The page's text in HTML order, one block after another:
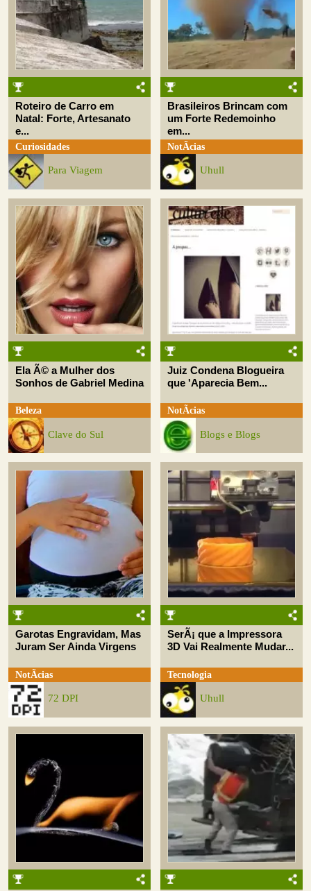
Roteiro de Carro em
Natal: Forte, Artesanato
e...
Curiosidades
Para Viagem
Brasileiros Brincam com
um Forte Redemoinho
em...
NotÃ­cias
Uhull
Ela Ã© a Mulher dos
Sonhos de Gabriel Medina
Beleza
Clave do Sul
Juiz Condena Blogueira
que 'Aparecia Bem...
NotÃ­cias
Blogs e Blogs
Garotas Engravidam, Mas
Juram Ser Ainda Virgens
NotÃ­cias
72 DPI
SerÃ¡ que a Impressora
3D Vai Realmente Mudar...
Tecnologia
Uhull